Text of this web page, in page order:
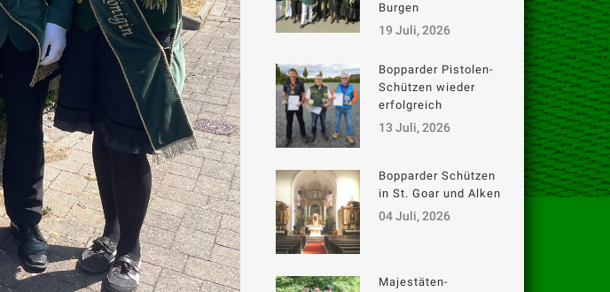
Burgen
19 Juli, 2026
Bopparder Pistolen-
Schützen wieder
erfolgreich
13 Juli, 2026
Bopparder Schützen
in St. Goar und Alken
04 Juli, 2026
Majestäten-